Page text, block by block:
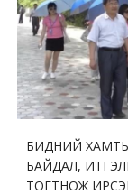
БИДНИЙ
БАЙДАЛ,
ТОГТНОЖ